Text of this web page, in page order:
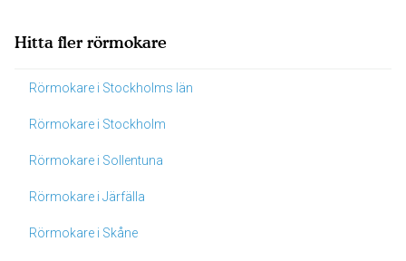
Hitta fler rörmokare
Rörmokare i Stockholms län
Rörmokare i Stockholm
Rörmokare i Sollentuna
Rörmokare i Järfälla
Rörmokare i Skåne